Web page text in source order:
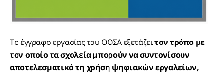
Το έγγραφο εργασίας του ΟΟΣΑ εξετάζειτον τρόπο με
τον οποίο τα σχολεία μπορούν να συντονίσουν
αποτελεσματικά τη χρήση ψηφιακών εργαλείων,